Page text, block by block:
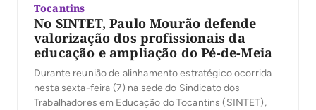
Tocantins
No SINTET, Paulo Mourão defende
valorização dos profissionais da
educação e ampliação do Pé-de-Meia
Durante reunião de alinhamento estratégico ocorrida
nesta sexta-feira (7) na sede do Sindicato dos
Trabalhadores em Educação do Tocantins (SINTET),